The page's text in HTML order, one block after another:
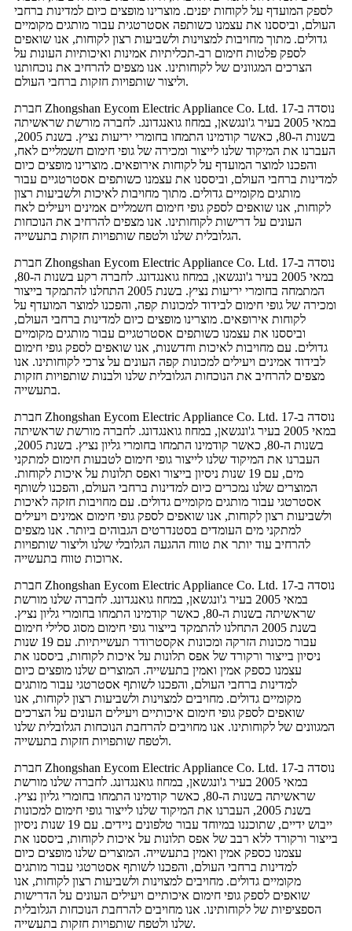
לספק המועדף על לקוחות יפנים. מוצרינו מופצים כיום למדינות ברחבי
העולם, וביססנו את עצמנו כשותפה אסטרטגית עבור מותגים מקומיים
גדולים. מתוך מחויבות למצוינות ולשביעות רצון לקוחות, אנו שואפים
לספק פלטות חימום רב-תכליתיות אמינות ואיכותיות העונות על
הצרכים המגוונים של לקוחותינו. אנו מצפים להרחיב את נוכחותנו
וליצור שותפויות חזקות ברחבי העולם.
חברת Zhongshan Eycom Electric Appliance Co. Ltd. נוסדה ב-17
במאי 2005 בעיר ג'ונגשאן, במחוז גואנגדונג. לחברה מורשת שראשיתה
בשנות ה-80, כאשר קודמינו התמחו בחומרי יריעות נציץ. בשנת 2005,
העברנו את המיקוד שלנו לייצור ומכירה של גופי חימום חשמליים לאח,
והפכנו למוצר המועדף על לקוחות אירופאים. מוצרינו מופצים כיום
למדינות ברחבי העולם, וביססנו את עצמנו כשותפים אסטרטגיים עבור
מותגים מקומיים גדולים. מתוך מחויבות לאיכות ולשביעות רצון
לקוחות, אנו שואפים לספק גופי חימום חשמליים אמינים ויעילים לאח
העונים על דרישות לקוחותינו. אנו מצפים להרחיב את הנוכחות
הגלובלית שלנו ולטפח שותפויות חזקות בתעשייה.
חברת Zhongshan Eycom Electric Appliance Co. Ltd. נוסדה ב-17
במאי 2005 בעיר ג'ונגשאן, במחוז גואנגדונג. לחברה רקע בשנות ה-80,
המתמחה בחומרי יריעות נציץ. בשנת 2005 התחלנו להתמקד בייצור
ומכירה של גופי חימום לבידוד למכונות קפה, והפכנו למוצר המועדף על
לקוחות אירופאים. מוצרינו מופצים כיום למדינות ברחבי העולם,
וביססנו את עצמנו כשותפים אסטרטגיים עבור מותגים מקומיים
גדולים. עם מחויבות לאיכות וחדשנות, אנו שואפים לספק גופי חימום
לבידוד אמינים ויעילים למכונות קפה העונים על צרכי לקוחותינו. אנו
מצפים להרחיב את הנוכחות הגלובלית שלנו ולבנות שותפויות חזקות
בתעשייה.
חברת Zhongshan Eycom Electric Appliance Co. Ltd. נוסדה ב-17
במאי 2005 בעיר ג'ונגשאן, במחוז גואנגדונג. לחברה מורשת שראשיתה
בשנות ה-80, כאשר קודמינו התמחו בחומרי גליון נציץ. בשנת 2005,
העברנו את המיקוד שלנו לייצור גופי חימום לטבעות חימום למתקני
מים, עם 19 שנות ניסיון בייצור ואפס תלונות על איכות לקוחות.
המוצרים שלנו נמכרים כיום למדינות ברחבי העולם, והפכנו לשותף
אסטרטגי עבור מותגים מקומיים גדולים. עם מחויבות חזקה לאיכות
ולשביעות רצון לקוחות, אנו שואפים לספק גופי חימום אמינים ויעילים
למתקני מים העומדים בסטנדרטים הגבוהים ביותר. אנו מצפים
להרחיב עוד יותר את טווח ההגעה הגלובלי שלנו וליצור שותפויות
ארוכות טווח בתעשייה.
חברת Zhongshan Eycom Electric Appliance Co. Ltd. נוסדה ב-17
במאי 2005 בעיר ג'ונגשאן, במחוז גואנגדונג. לחברה שלנו מורשת
שראשיתה בשנות ה-80, כאשר קודמינו התמחו בחומרי גליון נציץ.
בשנת 2005 התחלנו להתמקד בייצור גופי חימום מסוג סלילי חימום
עבור מכונות הזרקה ומכונות אקסטרודר תעשייתיות. עם 19 שנות
ניסיון בייצור ורקורד של אפס תלונות על איכות לקוחות, ביססנו את
עצמנו כספק אמין ואמין בתעשייה. המוצרים שלנו מופצים כיום
למדינות ברחבי העולם, והפכנו לשותף אסטרטגי עבור מותגים
מקומיים גדולים. מחויבים למצוינות ולשביעות רצון לקוחות, אנו
שואפים לספק גופי חימום איכותיים ויעילים העונים על הצרכים
המגוונים של לקוחותינו. אנו מחויבים להרחבת הנוכחות הגלובלית שלנו
ולטפח שותפויות חזקות בתעשייה.
חברת Zhongshan Eycom Electric Appliance Co. Ltd. נוסדה ב-17
במאי 2005 בעיר ג'ונגשאן, במחוז גואנגדונג. לחברה שלנו מורשת
שראשיתה בשנות ה-80, כאשר קודמינו התמחו בחומרי גליון נציץ.
בשנת 2005, העברנו את המיקוד שלנו לייצור גופי חימום למכונות
ייבוש ידיים, שתוכננו במיוחד עבור טלפונים ניידים. עם 19 שנות ניסיון
בייצור ורקורד ללא רבב של אפס תלונות על איכות לקוחות, ביססנו את
עצמנו כספק אמין ואמין בתעשייה. המוצרים שלנו מופצים כיום
למדינות ברחבי העולם, והפכנו לשותף אסטרטגי עבור מותגים
מקומיים גדולים. מחויבים למצוינות ולשביעות רצון לקוחות, אנו
שואפים לספק גופי חימום איכותיים ויעילים העונים על הדרישות
הספציפיות של לקוחותינו. אנו מחויבים להרחבת הנוכחות הגלובלית
שלנו ולטפח שותפויות חזקות בתעשייה.